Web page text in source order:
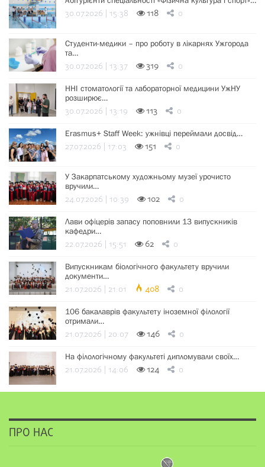
30.07.2026 | 15:38 118 0
Студенти-медики – про роботу в лікарнях Ужгорода
та…
30.07.2026 | 13:37 319 0
ННІ стоматології та лабораторної медицини УжНУ
розширює…
30.07.2026 | 13:19 113 0
Erasmus+ Staff Week: ужнівці переймали досвід…
27.07.2026 | 17:03 151 0
У Закарпатському художньому музеї урочисто
вручили…
24.07.2026 | 10:39 102 0
Лави офіцерів запасу поповнили 13 випускників
кафедри…
22.07.2026 | 15:51 62 0
Випускникам біологічного факультету вручили
документи…
21.07.2026 | 21:01 408 0
106 бакалаврів факультету іноземної філології
отримали…
21.07.2026 | 20:07 146 0
На філологічному факультеті дипломували своїх…
21.07.2026 | 14:06 124 0
ПРО НАС